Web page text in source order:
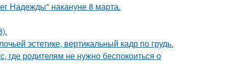
Надежды" накануне 8 марта.
эстетике, вертикальный кадр по грудь.
где родителям не нужно беспокоиться о